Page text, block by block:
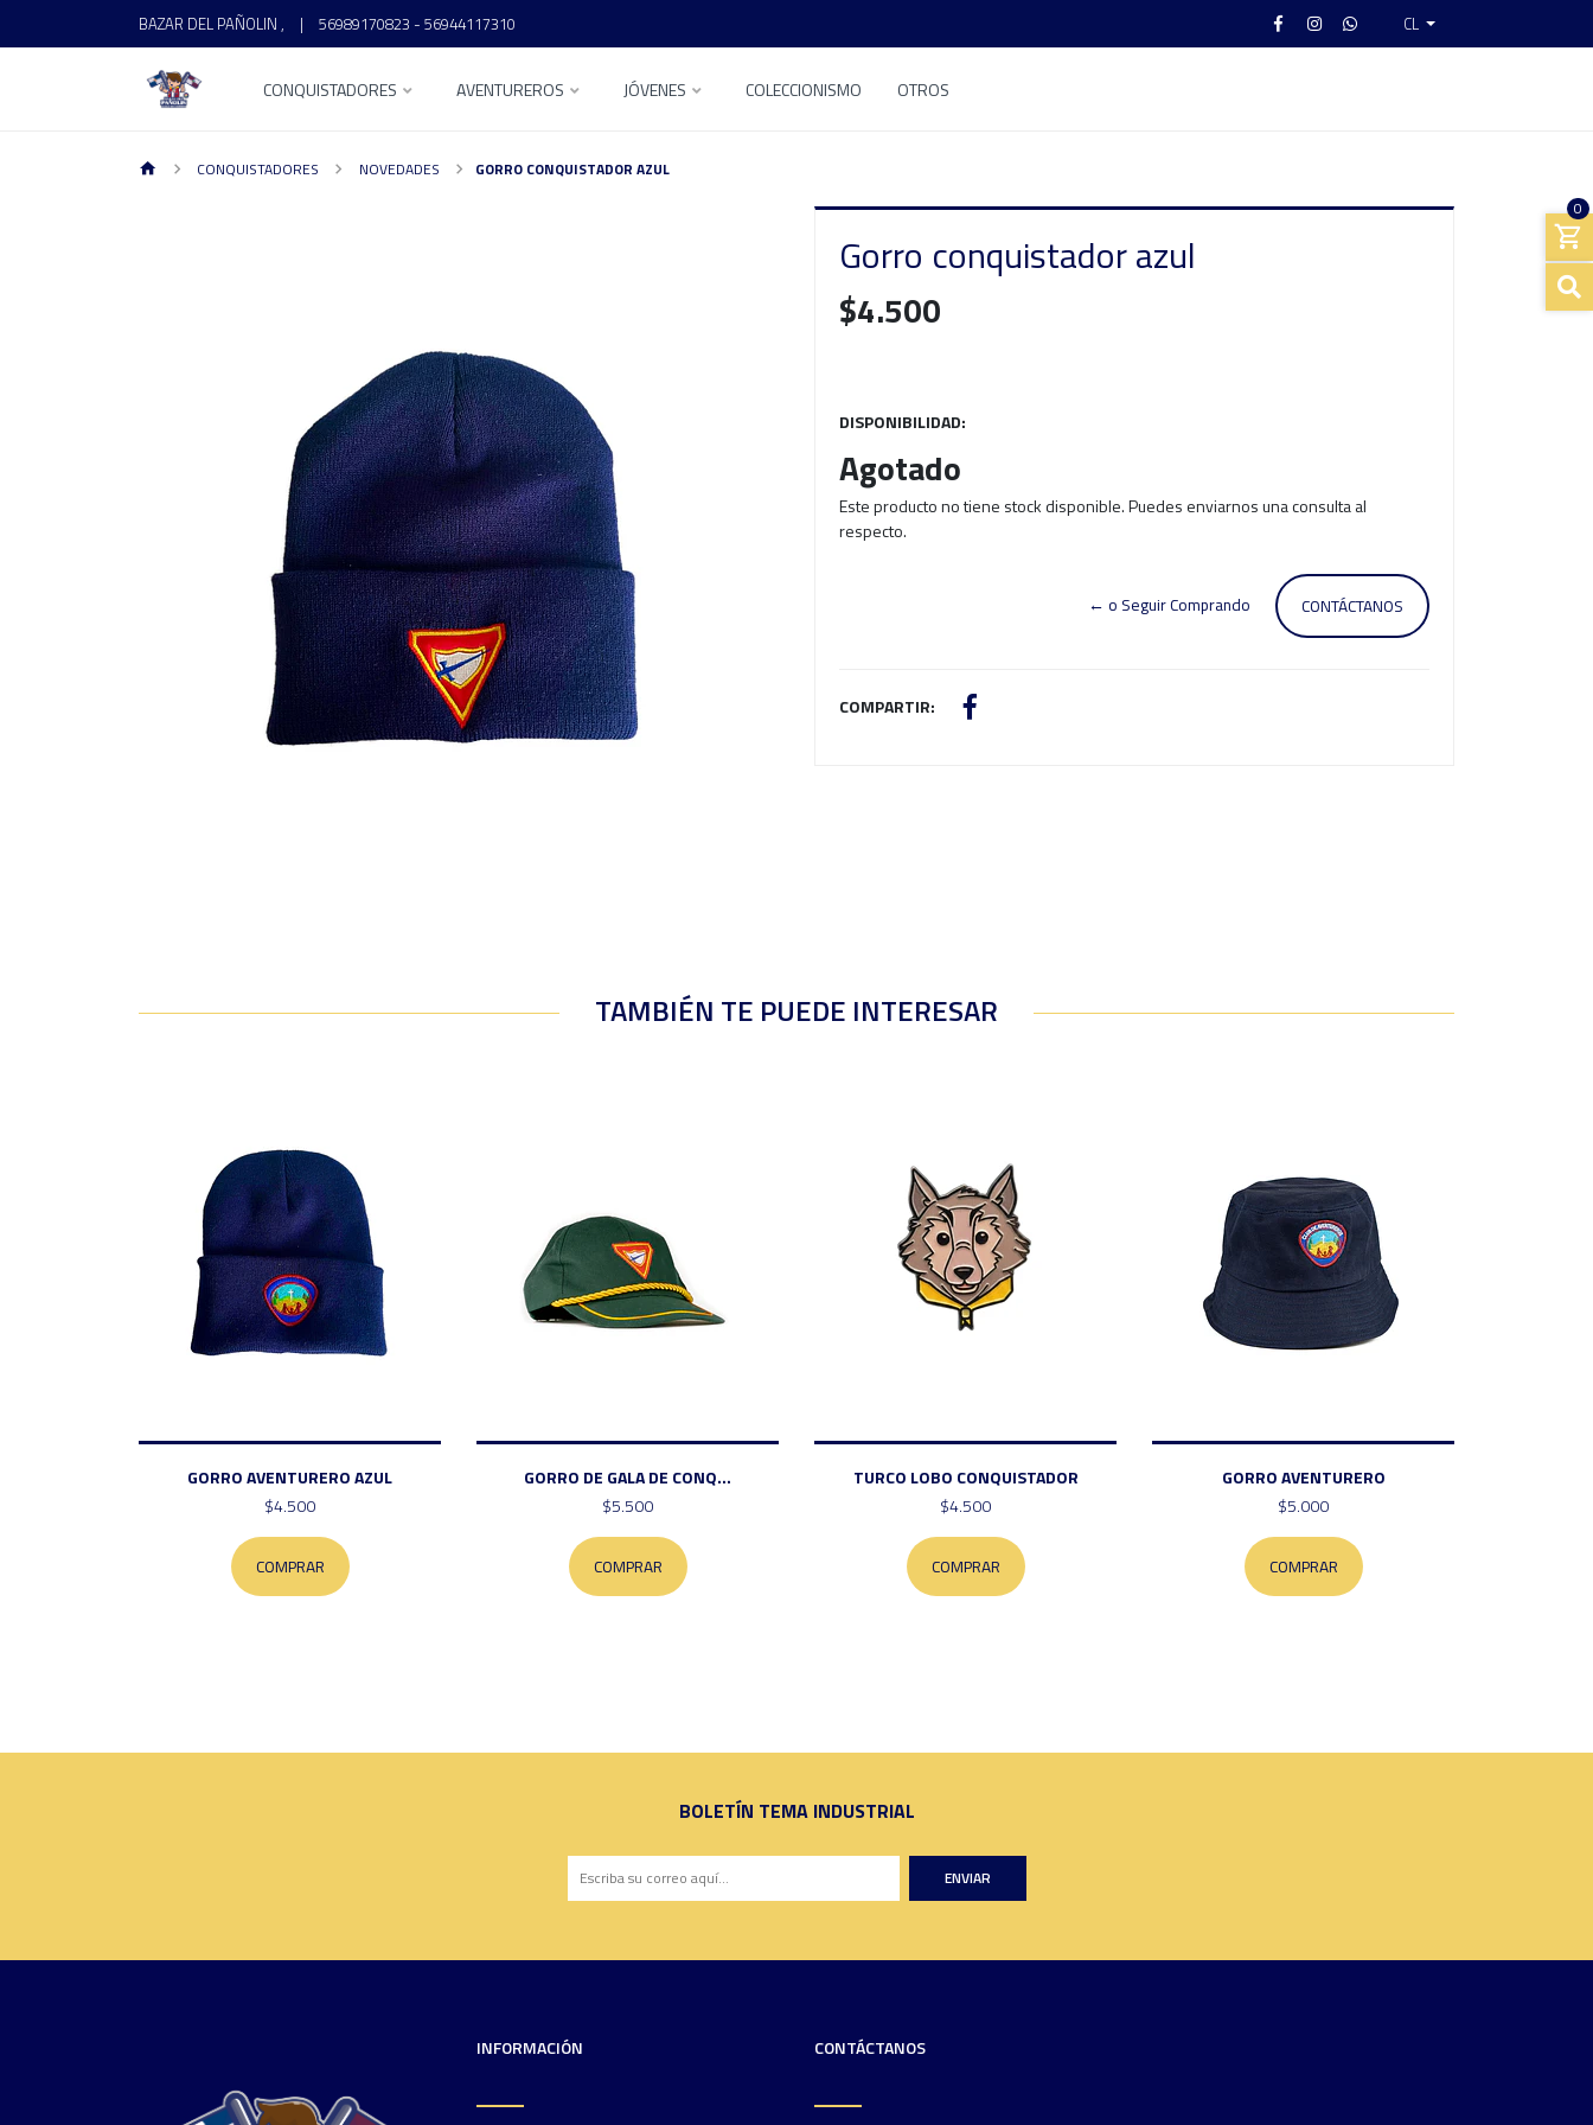
BAZAR DEL PAÑOLIN , | 56989170823 - 56944117310 CL
CONQUISTADORES AVENTUREROS JÓVENES COLECCIONISMO OTROS
0
CONQUISTADORES NOVEDADES GORRO CONQUISTADOR AZUL
Gorro conquistador azul
$4.500
DISPONIBILIDAD:
Agotado
Este producto no tiene stock disponible. Puedes enviarnos una consulta al
respecto.
CONTÁCTANOS
← o Seguir Comprando
COMPARTIR:
TAMBIÉN TE PUEDE INTERESAR
GORRO AVENTURERO AZUL
$4.500
COMPRAR
GORRO DE GALA DE CONQ...
$5.500
COMPRAR
TURCO LOBO CONQUISTADOR
$4.500
COMPRAR
GORRO AVENTURERO
$5.000
COMPRAR
BOLETÍN TEMA INDUSTRIAL
ENVIAR
INFORMACIÓN CONTÁCTANOS